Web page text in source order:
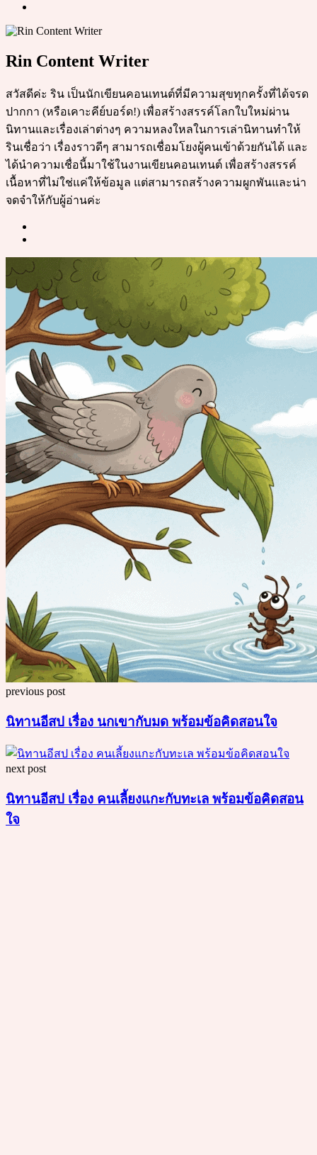
Rin Content Writer
สวัสดีค่ะ ริน เป็นนักเขียนคอนเทนต์ที่มีความสุขทุกครั้งที่ได้จรด
ปากกา (หรือเคาะคีย์บอร์ด!) เพื่อสร้างสรรค์โลกใบใหม่ผ่าน
นิทานและเรื่องเล่าต่างๆ ความหลงใหลในการเล่านิทานทำให้
รินเชื่อว่า เรื่องราวดีๆ สามารถเชื่อมโยงผู้คนเข้าด้วยกันได้ และ
ได้นำความเชื่อนี้มาใช้ในงานเขียนคอนเทนต์ เพื่อสร้างสรรค์
เนื้อหาที่ไม่ใช่แค่ให้ข้อมูล แต่สามารถสร้างความผูกพันและน่า
จดจำให้กับผู้อ่านค่ะ
Post
navigation
previous post
นิทานอีสป เรื่อง นกเขากับมด พร้อมข้อคิดสอนใจ
next post
นิทานอีสป เรื่อง คนเลี้ยงแกะกับทะเล พร้อมข้อคิดสอน
ใจ